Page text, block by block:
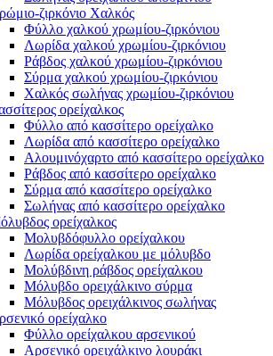
ζιρκόνιο Χαλκός
Φύλλο χαλκού χρωμίου-ζιρκόνιου
Λωρίδα χαλκού χρωμίου-ζιρκόνιου
Ράβδος χαλκού χρωμίου-ζιρκόνιου
Σύρμα χαλκού χρωμίου-ζιρκόνιου
Χαλκός σωλήνας χρωμίου-ζιρκόνιου
ορείχαλκος
Φύλλο από κασσίτερο ορείχαλκο
Λωρίδα από κασσίτερο ορείχαλκο
Αλουμινόχαρτο από κασσίτερο ορείχαλκο
Ράβδος από κασσίτερο ορείχαλκο
Σύρμα από κασσίτερο ορείχαλκο
Σωλήνας από κασσίτερο ορείχαλκο
ορείχαλκος
Μολυβδόφυλλο ορείχαλκου
Λωρίδα ορείχαλκου με μόλυβδο
Μολύβδινη ράβδος ορείχαλκου
Μόλυβδο ορειχάλκινο σύρμα
Μόλυβδος ορειχάλκινος σωλήνας
ορείχαλκο
Φύλλο ορείχαλκου αρσενικού
Αρσενικό ορειχάλκινο λουράκι